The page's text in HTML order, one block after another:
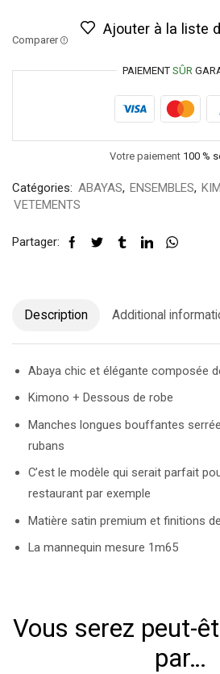
Comparer
Ajouter à la liste
PAIEMENT SÛR
Votre paiement 100 %
Catégories: ABAYAS, ENSEMBLES,
VETEMENTS
Partager:
Description Additional
Abaya chic et élégante composée
Kimono + Dessous de robe
Manches longues bouffantes
rubans
C’est le modèle qui serait parfait
restaurant par exemple
Matière satin premium et finitions
La mannequin mesure 1m65
Vous serez peut-
par…